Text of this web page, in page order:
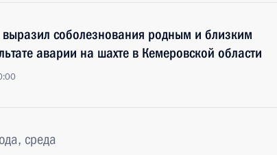
соболезнования родным и близким
аварии на шахте в Кемеровской области
среда